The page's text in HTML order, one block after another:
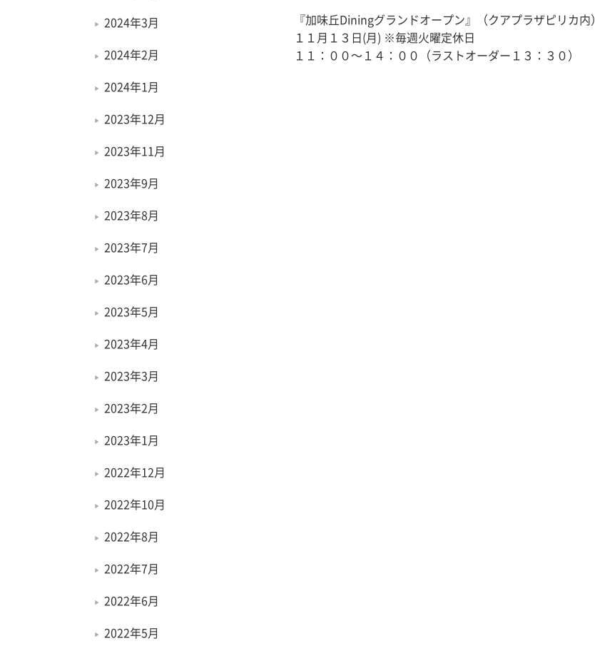
『加味丘Diningグランドオープン』（クアプラザピリカ内）
１１月１３日(月) ※毎週火曜定休日
１１：００〜１４：００（ラストオーダー１３：３０）
2024年3月
2024年2月
2024年1月
2023年12月
2023年11月
2023年9月
2023年8月
2023年7月
2023年6月
2023年5月
2023年4月
2023年3月
2023年2月
2023年1月
2022年12月
2022年10月
2022年8月
2022年7月
2022年6月
2022年5月